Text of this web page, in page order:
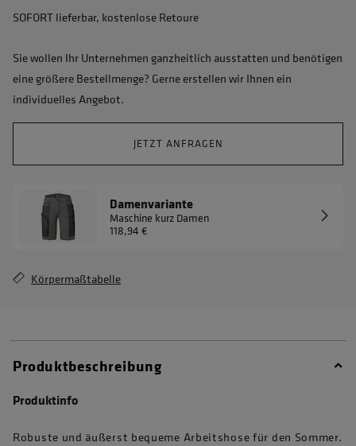
SOFORT lieferbar, kostenlose Retoure
Sie wollen Ihr Unternehmen ganzheitlich ausstatten und benötigen
eine größere Bestellmenge? Gerne erstellen wir Ihnen ein
individuelles Angebot.
JETZT ANFRAGEN
Damenvariante
Maschine kurz Damen
118,94 €
Körpermaßtabelle
Produktbeschreibung
Produktinfo
Robuste und äußerst bequeme Arbeitshose für den Sommer.